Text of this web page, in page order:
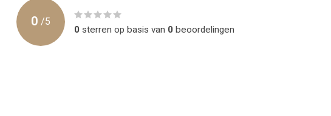
0 /5
0 sterren op basis van 0 beoordelingen